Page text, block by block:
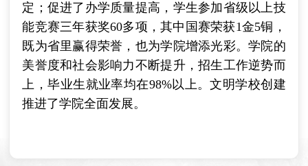
定；促进了办学质量提高，学生参加省级以上技
能竞赛三年获奖60多项，其中国赛荣获1金5铜，
既为省里赢得荣誉，也为学院增添光彩。学院的
美誉度和社会影响力不断提升，招生工作逆势而
上，毕业生就业率均在98%以上。文明学校创建
推进了学院全面发展。